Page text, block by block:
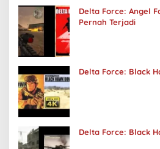
Delta Force: Angel
Pernah Terjadi
Delta Force: Black
Delta Force: Black